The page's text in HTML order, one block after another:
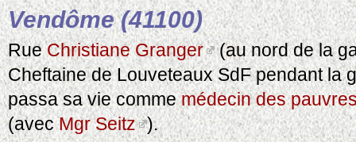
Vendôme (41100)
RueChristiane Granger (au nord de la
Cheftaine de Louveteaux SdF pendant la
passa sa vie commemédecin des
(avecMgr Seitz ).